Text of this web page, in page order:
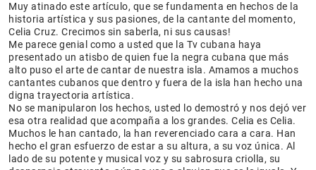
Muy atinado este artículo, que se fundamenta en hechos de la
historia artística y sus pasiones, de la cantante del momento,
Celia Cruz. Crecimos sin saberla, ni sus causas!
Me parece genial como a usted que la Tv cubana haya
presentado un atisbo de quien fue la negra cubana que más
alto puso el arte de cantar de nuestra isla. Amamos a muchos
cantantes cubanos que dentro y fuera de la isla han hecho una
digna trayectoria artística.
No se manipularon los hechos, usted lo demostró y nos dejó ver
esa otra realidad que acompaña a los grandes. Celia es Celia.
Muchos le han cantado, la han reverenciado cara a cara. Han
hecho el gran esfuerzo de estar a su altura, a su voz única. Al
lado de su potente y musical voz y su sabrosura criolla, su